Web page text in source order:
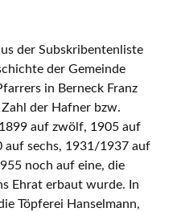
der Subskribentenliste
der Gemeinde
in Berneck Franz
der Hafner bzw.
auf zwölf, 1905 auf
auf sechs, 1931/1937 auf
noch auf eine, die
Ehrat erbaut wurde. In
Töpferei Hanselmann,